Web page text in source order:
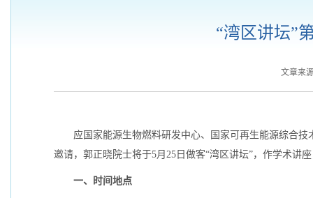
“湾区讲坛”
文章来
应国家能源生物燃料研发中心、国家可再生能源综合
邀请，郭正晓院士将于5月25日做客“湾区讲坛”，作学术讲
一、时间地点